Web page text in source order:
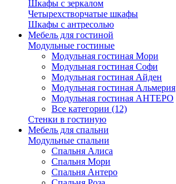
Шкафы с зеркалом
Четырехстворчатые шкафы
Шкафы с антресолью
Мебель для гостиной
Модульные гостиные
Модульная гостиная Мори
Модульная гостиная Софи
Модульная гостиная Айден
Модульная гостиная Альмерия
Модульная гостиная АНТЕРО
Все категории (12)
Стенки в гостиную
Мебель для спальни
Модульные спальни
Спальня Алиса
Спальня Мори
Спальня Антеро